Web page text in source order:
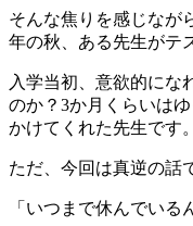
そんな焦りを感じなが
年の秋、ある先生がテ
入学当初、意欲的にな
のか？3か月くらいは
かけてくれた先生です。
ただ、今回は真逆の話
「いつまで休んでいる